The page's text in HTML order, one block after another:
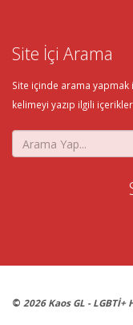
Site İçi Arama
Site içinde arama yapmak
kelimeyi yazıp ilgili
© 2026 Kaos GL - LGBTİ+